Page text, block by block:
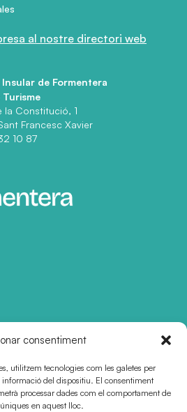
consentiment
utilitzem tecnologies com les galetes per
del dispositiu. El consentiment
processar dades com el comportament de
en aquest lloc.
al nostre directori web
de Formentera
Turisme
la Constitució, 1
Francesc Xavier
10 87